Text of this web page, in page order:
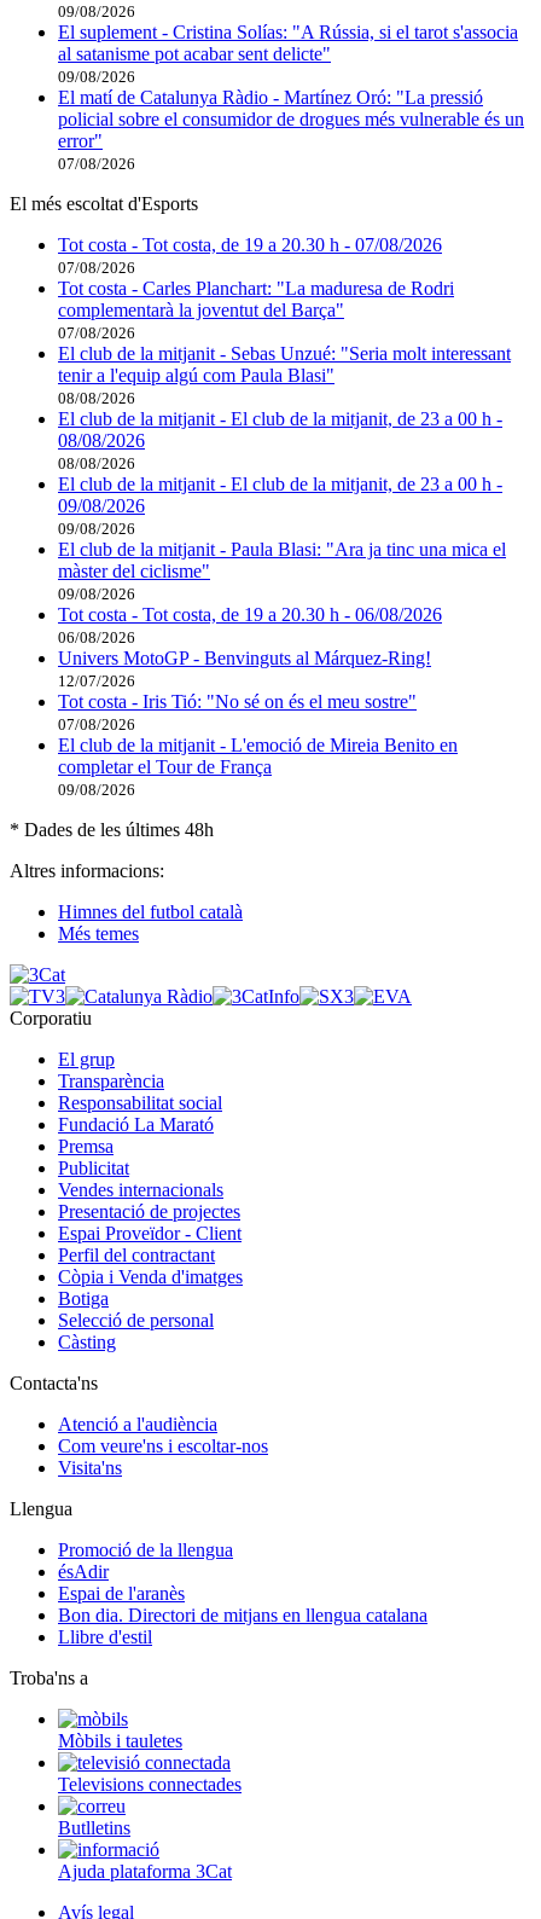
09/08/2026
El suplement - Cristina Solías: "A Rússia, si el tarot s'associa
al satanisme pot acabar sent delicte"
09/08/2026
El matí de Catalunya Ràdio - Martínez Oró: "La pressió
policial sobre el consumidor de drogues més vulnerable és un
error"
07/08/2026
El més escoltat d'Esports
Tot costa - Tot costa, de 19 a 20.30 h - 07/08/2026
07/08/2026
Tot costa - Carles Planchart: "La maduresa de Rodri
complementarà la joventut del Barça"
07/08/2026
El club de la mitjanit - Sebas Unzué: "Seria molt interessant
tenir a l'equip algú com Paula Blasi"
08/08/2026
El club de la mitjanit - El club de la mitjanit, de 23 a 00 h -
08/08/2026
08/08/2026
El club de la mitjanit - El club de la mitjanit, de 23 a 00 h -
09/08/2026
09/08/2026
El club de la mitjanit - Paula Blasi: "Ara ja tinc una mica el
màster del ciclisme"
09/08/2026
Tot costa - Tot costa, de 19 a 20.30 h - 06/08/2026
06/08/2026
Univers MotoGP - Benvinguts al Márquez-Ring!
12/07/2026
Tot costa - Iris Tió: "No sé on és el meu sostre"
07/08/2026
El club de la mitjanit - L'emoció de Mireia Benito en
completar el Tour de França
09/08/2026
* Dades de les últimes 48h
Altres informacions:
Himnes del futbol català
Més temes
Corporatiu
El grup
Transparència
Responsabilitat social
Fundació La Marató
Premsa
Publicitat
Vendes internacionals
Presentació de projectes
Espai Proveïdor - Client
Perfil del contractant
Còpia i Venda d'imatges
Botiga
Selecció de personal
Càsting
Contacta'ns
Atenció a l'audiència
Com veure'ns i escoltar-nos
Visita'ns
Llengua
Promoció de la llengua
ésAdir
Espai de l'aranès
Bon dia. Directori de mitjans en llengua catalana
Llibre d'estil
Troba'ns a
Mòbils i tauletes
Televisions connectades
Butlletins
Ajuda plataforma 3Cat
Avís legal